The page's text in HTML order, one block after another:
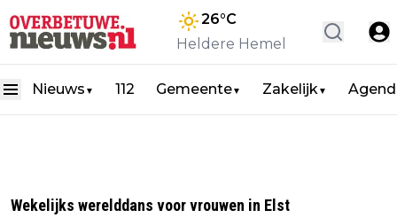
26°C
Heldere Hemel
Nieuws ▼ 112 Gemeente▼ Zakelijk▼
Wekelijks werelddans voor vrouwen in Elst